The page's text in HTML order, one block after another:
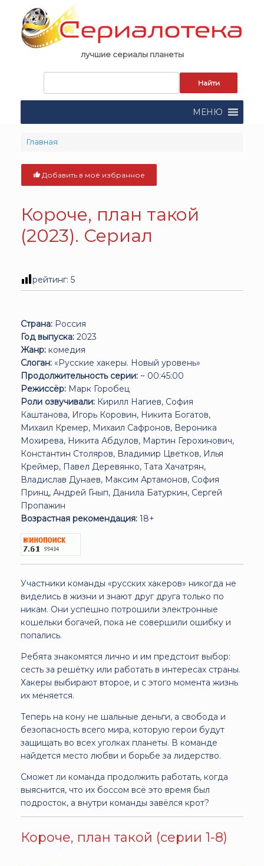
content
лучшие сериалы планеты
поиска:
МЕНЮ
Главная
Добавить в моё избранное
Короче, план такой
(2023). Сериал
рейтинг: 5
Страна: Россия
Год выпуска: 2023
Жанр: комедия
Слоган: «Русские хакеры. Новый уровень»
Продолжительность серии: ~ 00:45:00
Режиссёр: Марк Горобец
Роли озвучивали: Кирилл Нагиев, София
Каштанова, Игорь Коровин, Никита Богатов,
Михаил Кремер, Михаил Сафронов, Вероника
Мохирева, Никита Абдулов, Мартин Герохинович,
Константин Столяров, Владимир Цветков, Илья
Креймер, Павел Деревянко, Тата Хачатрян,
Владислав Дунаев, Максим Артамонов, София
Принц, Андрей Гнып, Данила Батуркин, Сергей
Пропажин
Возрастная рекомендация: 18+
Участники команды «русских хакеров» никогда не
виделись в жизни и знают друг друга только по
никам. Они успешно потрошили электронные
кошельки богачей, пока не совершили ошибку и
попались.
Ребята знакомятся лично и им предстоит выбор:
сесть за решётку или работать в интересах страны.
Хакеры выбирают второе, и с этого момента жизнь
их меняется.
Теперь на кону не шальные деньги, а свобода и
безопасность всего мира, которую герои будут
защищать во всех уголках планеты. В команде
найдется место любви и борьбе за лидерство.
Сможет ли команда продолжить работать, когда
выяснится, что их боссом всё это время был
подросток, а внутри команды завёлся крот?
Короче, план такой (серии 1-8)